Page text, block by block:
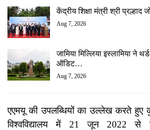
केंद्रीय शिक्षा मंत्री श्री
Aug 7, 2026
जामिया मिल्लिया इस्लामिया ने
ऑडिट…
Aug 7, 2026
एएमयू की उपलब्धियों का उल्लेख करते हुए
विश्वविद्यालय में 21 जून 2022